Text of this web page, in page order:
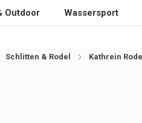
Outdoor Wassersport
Schlitten & Rodel Kathrein Rodel